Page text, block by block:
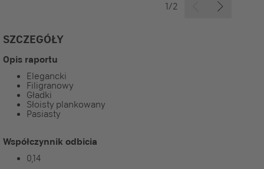
1/2
SZCZEGÓŁY
Opis raportu
Elegancki
Filigranowy
Gładki
Słoisty plankowany
Pasiasty
Współczynnik odbicia
0,14